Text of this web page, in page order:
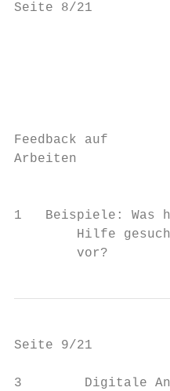
Seite 8/21
Feedback auf
Arbeiten
1   Beispiele: Was
Hilfe
        vor?
Seite 9/21
3        Digitale